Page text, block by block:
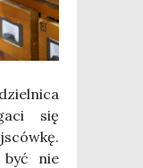
się
być nie